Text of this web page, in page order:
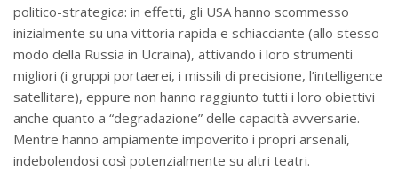
politico-strategica: in effetti, gli USA hanno scommesso
inizialmente su una vittoria rapida e schiacciante (allo stesso
modo della Russia in Ucraina), attivando i loro strumenti
migliori (i gruppi portaerei, i missili di precisione, l’intelligence
satellitare), eppure non hanno raggiunto tutti i loro obiettivi
anche quanto a “degradazione” delle capacità avversarie.
Mentre hanno ampiamente impoverito i propri arsenali,
indebolendosi così potenzialmente su altri teatri.